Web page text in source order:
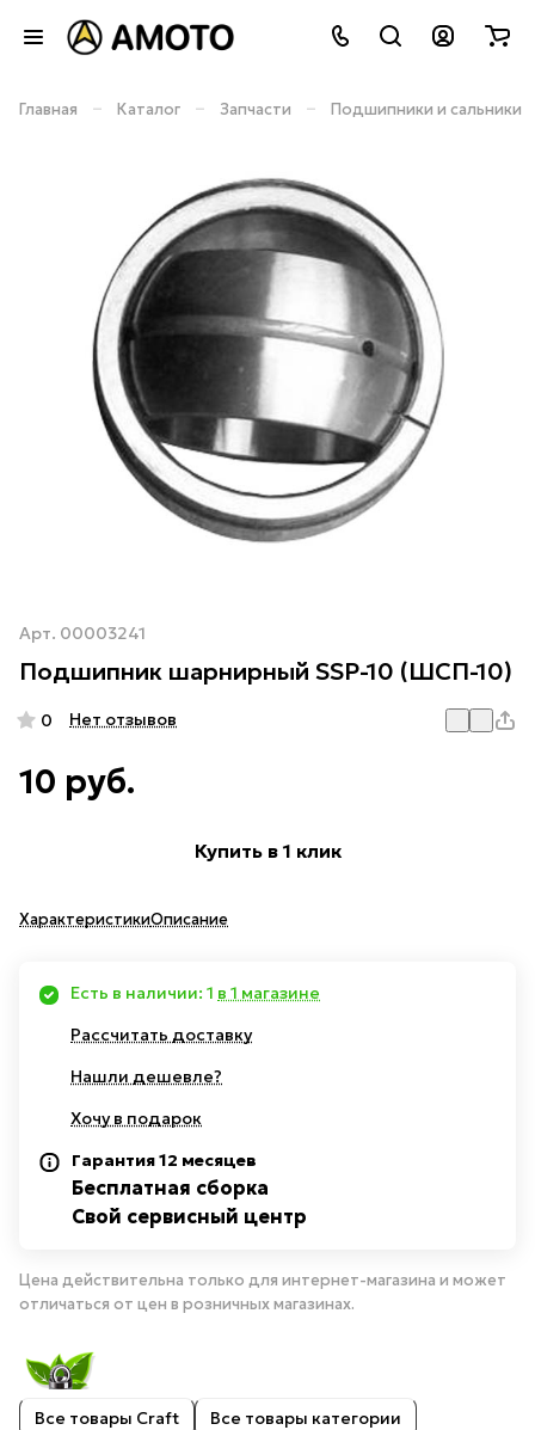
Главная – Каталог – Запчасти – Подшипники и сальники
Арт. 00003241
Подшипник шарнирный SSP-10 (ШСП-10)
0 Нет отзывов
10 руб.
Купить в 1 клик
ХарактеристикиОписание
Есть в наличии: 1 в 1 магазине
Рассчитать доставку
Нашли дешевле?
Хочу в подарок
Гарантия 12 месяцев
Бесплатная сборка
Свой сервисный центр
Цена действительна только для интернет-магазина и может
отличаться от цен в розничных магазинах.
Все товары Craft Все товары категории